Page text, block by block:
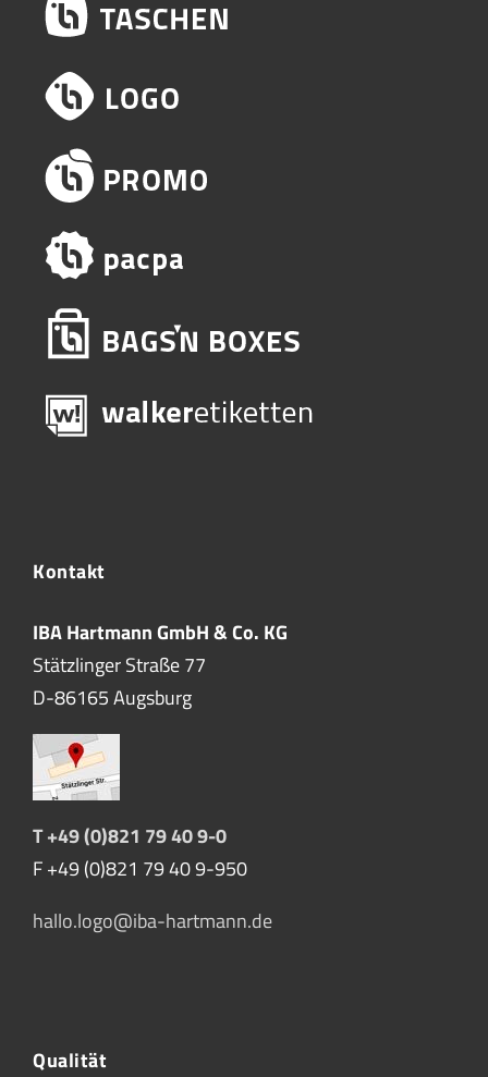
Kontakt
IBA Hartmann GmbH & Co. KG
Stätzlinger Straße 77
D-86165 Augsburg
T +49 (0)821 79 40 9-0
F +49 (0)821 79 40 9-950
hallo.logo@iba-hartmann.de
Qualität